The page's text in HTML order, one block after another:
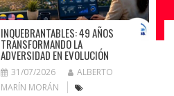
INQUEBRANTABLES: 49 AÑOS
TRANSFORMANDO LA
ADVERSIDAD EN EVOLUCIÓN
31/07/2026
ALBERTO
MARÍN MORÁN